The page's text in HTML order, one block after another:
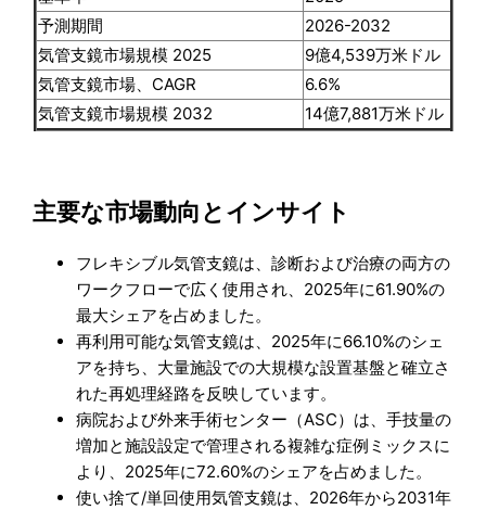
予測期間
2026-2032
気管支鏡市場規模 2025
9億4,539万米ドル
気管支鏡市場、CAGR
6.6%
気管支鏡市場規模 2032
14億7,881万米ドル
主要な市場動向とインサイト
フレキシブル気管支鏡は、診断および治療の両方の
ワークフローで広く使用され、2025年に61.90%の
最大シェアを占めました。
再利用可能な気管支鏡は、2025年に66.10%のシェ
アを持ち、大量施設での大規模な設置基盤と確立さ
れた再処理経路を反映しています。
病院および外来手術センター（ASC）は、手技量の
増加と施設設定で管理される複雑な症例ミックスに
より、2025年に72.60%のシェアを占めました。
使い捨て/単回使用気管支鏡は、2026年から2031年